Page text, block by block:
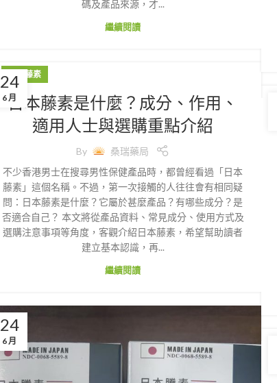
碼及產品來源，才...
繼續閱讀
24
6 月
日本藤素
日本藤素是什麼？成分、作用、
適用人士與選購重點介紹
By
桑瑞藥局
不少香港男士在搜尋男性保健產品時，都曾經看過「日本
藤素」這個名稱。不過，第一次接觸的人往往會有相同疑
問：日本藤素是什麼？它屬於甚麼產品？有哪些成分？是
否適合自己？ 本文將從產品資料、常見成分、使用方式及
選購注意事項等角度，客觀介紹日本藤素，希望幫助讀者
建立基本認識，再...
繼續閱讀
24
6 月